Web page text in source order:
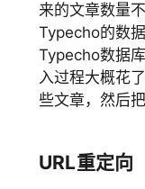
来的文章数量
Typecho的数
Typecho数据
入过程大概花
些文章，然后
URL重定向